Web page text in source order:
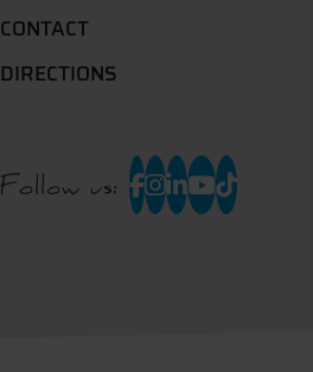
CONTACT
DIRECTIONS
Follow us: